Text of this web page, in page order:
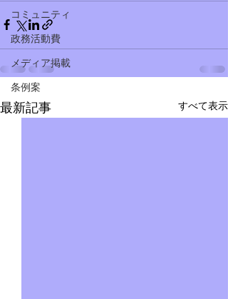
コミュニティ
政務活動費
メディア掲載
条例案
最新記事 すべて表示